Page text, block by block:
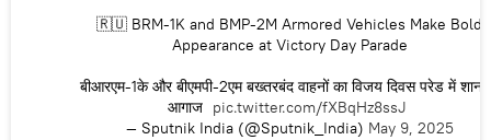
🇷🇺 BRM-1K and BMP-2M Armored Vehicles Make Bold
Appearance at Victory Day Parade
बीआरएम-1के और बीएमपी-2एम बख्तरबंद वाहनों का विजय दिवस परेड में
आगाज pic.twitter.com/fXBqHz8ssJ
— Sputnik India (@Sputnik_India) May 9, 2025